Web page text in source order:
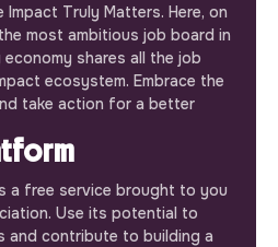
Truly Matters. Here, on
most ambitious job board in
shares all the job
ecosystem. Embrace the
take action for a better
a free service brought to you
Use its potential to
and contribute to building a